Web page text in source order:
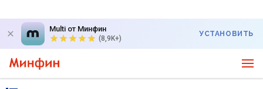
Multi от Минфин
(8,9K+)
УСТАНОВИТЬ